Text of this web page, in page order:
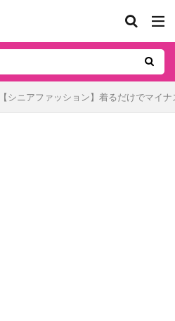
【シニアファッション】着るだけでマイ